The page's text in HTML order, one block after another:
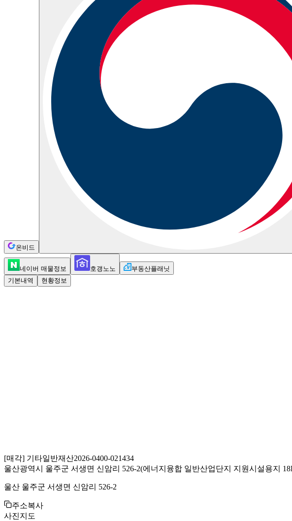
온비드
네이버 매물정보 호갱노노
부동산플래닛
기본내역
현황정보
[매각] 기타일반재산2026-0400-021434
울산광역시 울주군 서생면 신암리 526-2(에너지융합 일반산업단지 지원시설용지
울산 울주군 서생면 신암리 526-2
주소복사
사진지도